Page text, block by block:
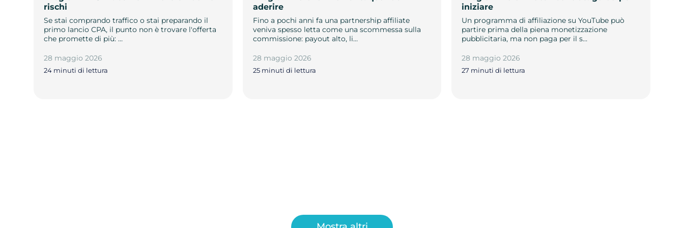
rischi
Se stai comprando traffico o stai preparando il
primo lancio CPA, il punto non è trovare l'offerta
che promette di più: …
28 maggio 2026
24 minuti di lettura
aderire
Fino a pochi anni fa una partnership affiliate
veniva spesso letta come una scommessa sulla
commissione: payout alto, li…
28 maggio 2026
25 minuti di lettura
iniziare
Un programma di affiliazione su YouTube può
partire prima della piena monetizzazione
pubblicitaria, ma non paga per il s…
28 maggio 2026
27 minuti di lettura